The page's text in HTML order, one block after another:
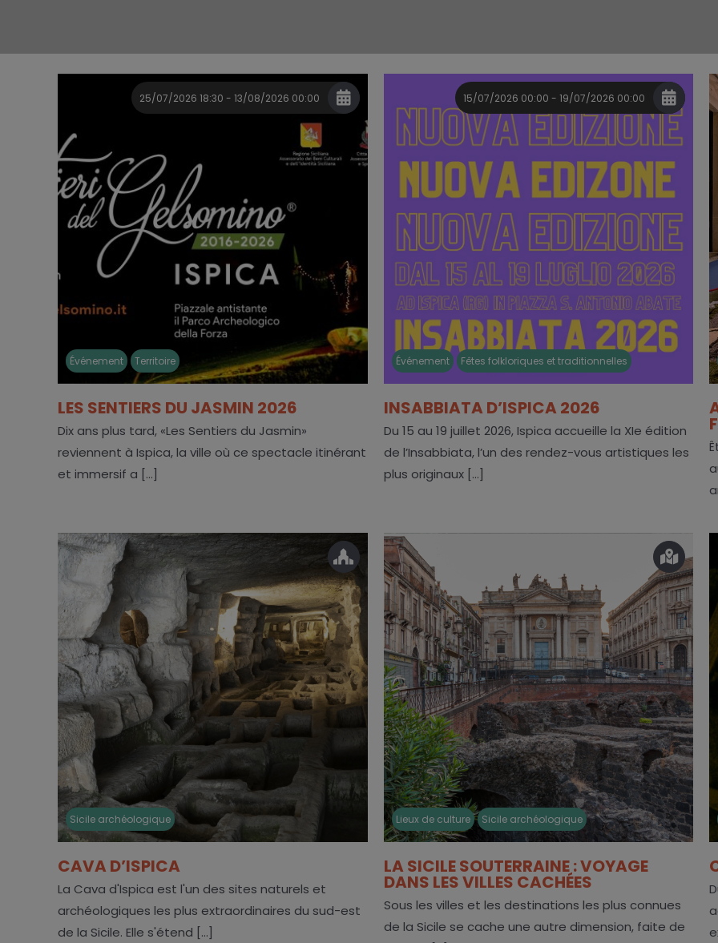
25/07/2026 18:30 - 13/08/2026 00:00
Événement Territoire
LES SENTIERS DU JASMIN 2026
Dix ans plus tard, «Les Sentiers du Jasmin»
reviennent à Ispica, la ville où ce spectacle itinérant
et immersif a [...]
15/07/2026 00:00 - 19/07/2026 00:00
Événement Fêtes folkloriques et traditionnelles
INSABBIATA D’ISPICA 2026
Du 15 au 19 juillet 2026, Ispica accueille la XIe édition
de l’Insabbiata, l’un des rendez-vous artistiques les
plus originaux [...]
Sicile archéologique
CAVA D’ISPICA
La Cava d'Ispica est l'un des sites naturels et
archéologiques les plus extraordinaires du sud-est
de la Sicile. Elle s'étend [...]
Lieux de culture Sicile archéologique
LA SICILE SOUTERRAINE : VOYAGE
DANS LES VILLES CACHÉES
Sous les villes et les destinations les plus connues
de la Sicile se cache une autre dimension, faite de